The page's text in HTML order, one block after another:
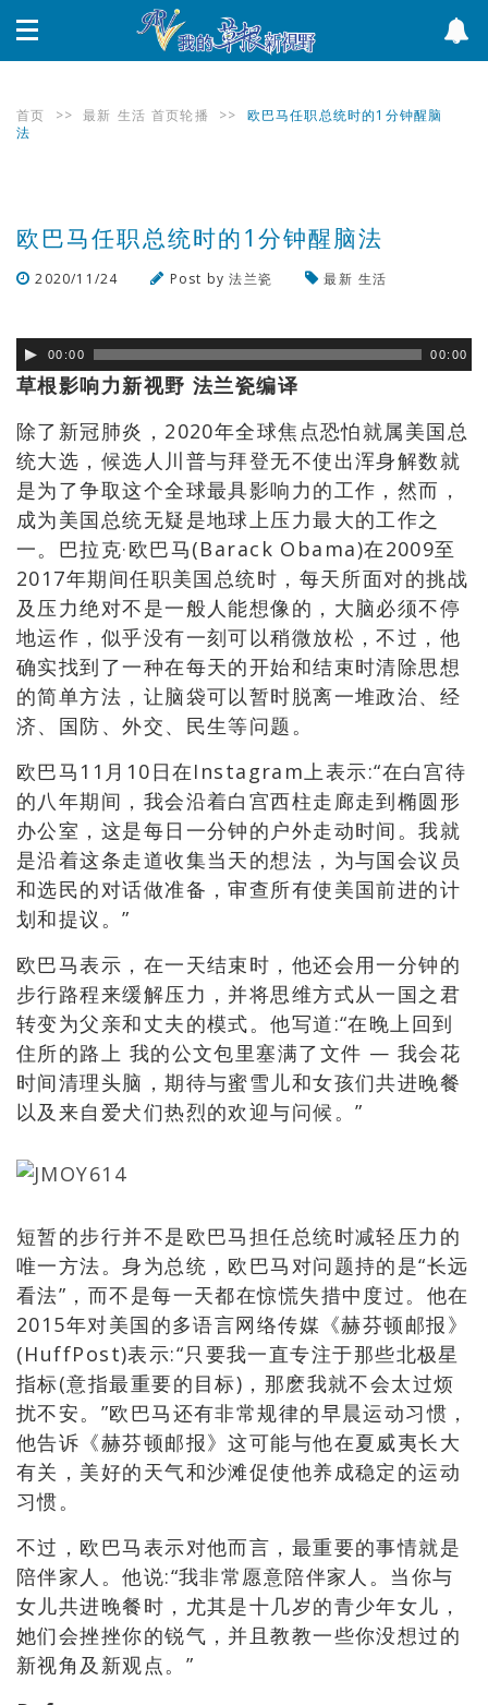
首页 >> 最新 生活 首页轮播 >>
欧巴马任职总统时的1分钟醒脑
法
欧巴马任职总统时的1分钟醒脑法
2020/11/24 Post by法兰瓷 最新 生活
00:00 00:00
草根影响力新视野 法兰瓷编译
除了新冠肺炎，2020年全球焦点恐怕就属美国总
统大选，候选人川普与拜登无不使出浑身解数就
是为了争取这个全球最具影响力的工作，然而，
成为美国总统无疑是地球上压力最大的工作之
一。巴拉克·欧巴马(Barack Obama)在2009至
2017年期间任职美国总统时，每天所面对的挑战
及压力绝对不是一般人能想像的，大脑必须不停
地运作，似乎没有一刻可以稍微放松，不过，他
确实找到了一种在每天的开始和结束时清除思想
的简单方法，让脑袋可以暂时脱离一堆政治、经
济、国防、外交、民生等问题。
欧巴马11月10日在Instagram上表示:“在白宫待
的八年期间，我会沿着白宫西柱走廊走到椭圆形
办公室，这是每日一分钟的户外走动时间。我就
是沿着这条走道收集当天的想法，为与国会议员
和选民的对话做准备，审查所有使美国前进的计
划和提议。”
欧巴马表示，在一天结束时，他还会用一分钟的
步行路程来缓解压力，并将思维方式从一国之君
转变为父亲和丈夫的模式。他写道:“在晚上回到
住所的路上 我的公文包里塞满了文件 — 我会花
时间清理头脑，期待与蜜雪儿和女孩们共进晚餐
以及来自爱犬们热烈的欢迎与问候。”
短暂的步行并不是欧巴马担任总统时减轻压力的
唯一方法。身为总统，欧巴马对问题持的是“长远
看法”，而不是每一天都在惊慌失措中度过。他在
2015年对美国的多语言网络传媒《赫芬顿邮报》
(HuffPost)表示:“只要我一直专注于那些北极星
指标(意指最重要的目标)，那麽我就不会太过烦
扰不安。”欧巴马还有非常规律的早晨运动习惯，
他告诉《赫芬顿邮报》这可能与他在夏威夷长大
有关，美好的天气和沙滩促使他养成稳定的运动
习惯。
不过，欧巴马表示对他而言，最重要的事情就是
陪伴家人。他说:“我非常愿意陪伴家人。当你与
女儿共进晚餐时，尤其是十几岁的青少年女儿，
她们会挫挫你的锐气，并且教教一些你没想过的
新视角及新观点。”